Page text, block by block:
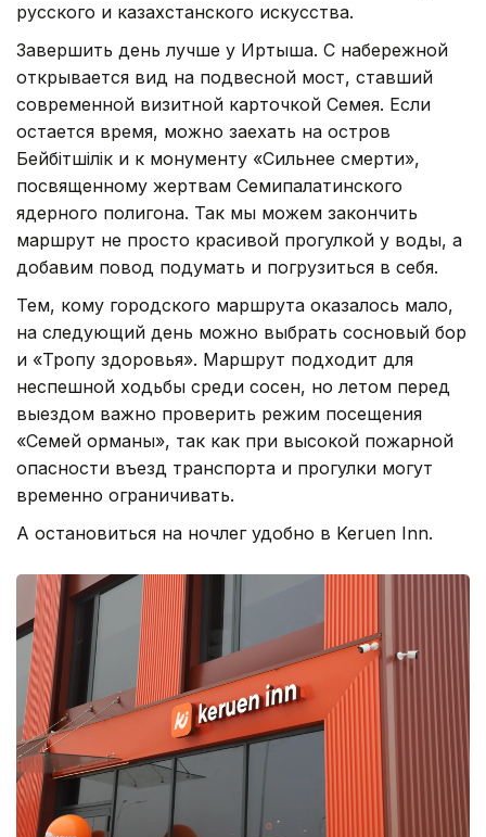
русского и казахстанского искусства.
Завершить день лучше у Иртыша. С набережной
открывается вид на подвесной мост, ставший
современной визитной карточкой Семея. Если
остается время, можно заехать на остров
Бейбітшілік и к монументу «Сильнее смерти»,
посвященному жертвам Семипалатинского
ядерного полигона. Так мы можем закончить
маршрут не просто красивой прогулкой у воды, а
добавим повод подумать и погрузиться в себя.
Тем, кому городского маршрута оказалось мало,
на следующий день можно выбрать сосновый бор
и «Тропу здоровья». Маршрут подходит для
неспешной ходьбы среди сосен, но летом перед
выездом важно проверить режим посещения
«Семей орманы», так как при высокой пожарной
опасности въезд транспорта и прогулки могут
временно ограничивать.
А остановиться на ночлег удобно в Keruen Inn.